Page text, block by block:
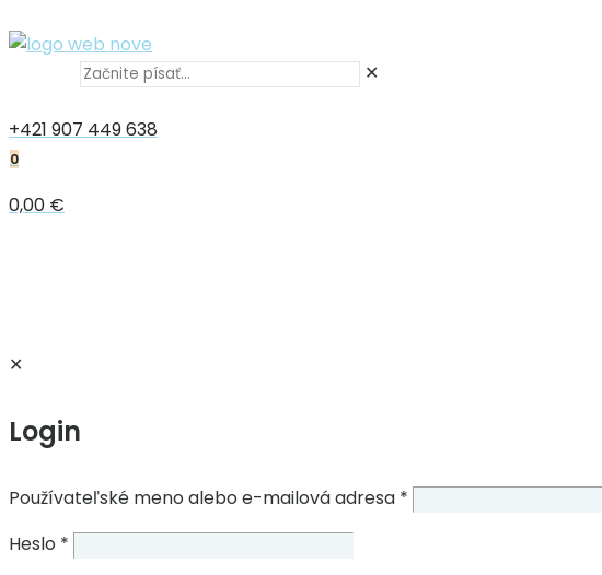
✕
+421 907 449 638
0
0,00 €
✕
Login
Používateľské meno alebo e-mailová adresa *
Heslo *